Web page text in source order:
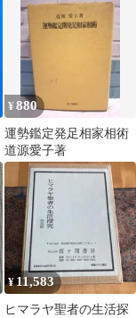
¥880
運勢鑑定発足相家相術
道源愛子著
¥11,583
ヒマラヤ聖者の生活探